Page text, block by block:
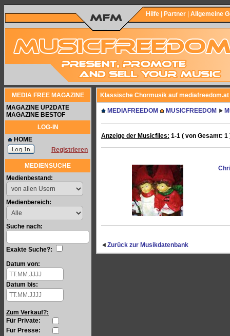
Hilfe Partner Allgemeine
MEDIA FREE MAGAZINE
MAGAZINE UP2DATE
MAGAZINE BESTOF
LOG-IN
HOME
Registrieren
MEDIENSUCHE
Medienbestand:
Medienbereich:
Suche nach:
Exakte Suche?:
Datum von:
Datum bis:
Zum Verkauf?:
Für Private:
Für Presse:
Klassische Chormusik auf mediafreedom.at
MEDIAFREEDOM MUSICFREEDOM
Anzeige der Musicfiles: 1-1 ( von Gesamt: 1
Zurück zur Musikdatenbank